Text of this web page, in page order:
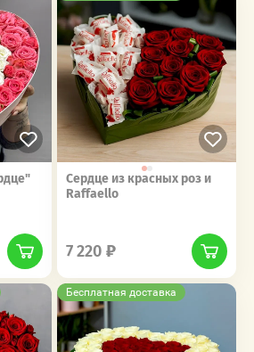
Сердце из красных роз и
Raffaello
7 220
Бесплатная доставка